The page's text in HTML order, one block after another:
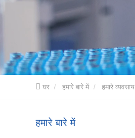
घर हमारे बारे में हमारे व्यवसाय
हमारे बारे में